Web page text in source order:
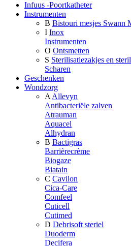
Infuus -Poortkatheter
Instrumenten
B Bistouri mesjes Swann
I Inox
Instrumenten
O Ontsmetten
S Sterilisatiezakjes en
Scharen
Geschenken
Wondzorg
A Allevyn
Antibacteriële zalven
Atrauman
Aquacel
Alhydran
B Bactigras
Barrièrecrème
Biogaze
Biatain
C Cavilon
Cica-Care
Comfeel
Cuticell
Cutimed
D Debrisoft steriel
Duoderm
Decifera